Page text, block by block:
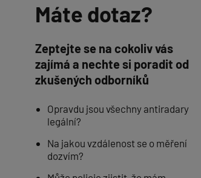
Máte dotaz?
Zeptejte se na cokoliv vás
zajímá a nechte si poradit od
zkušených odborníků
Opravdu jsou všechny antiradary
legální?
Na jakou vzdálenost se o měření
dozvím?